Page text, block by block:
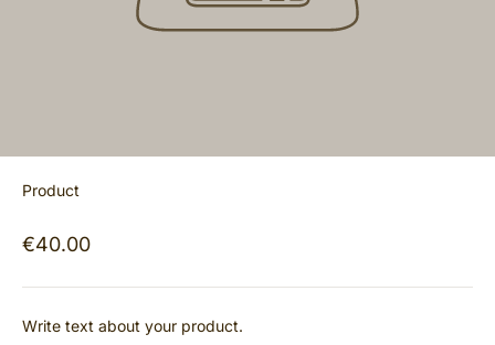
Product
€40.00
Write text about your product.